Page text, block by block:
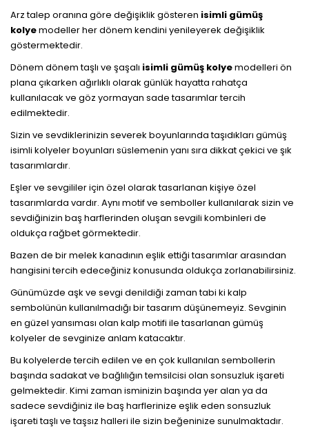
Arz talep oranına göre değişiklik gösteren isimli gümüş
kolyemodeller her dönem kendini yenileyerek değişiklik
göstermektedir.
Dönem dönem taşlı ve şaşalı isimli gümüş kolyemodelleri ön
plana çıkarken ağırlıklı olarak günlük hayatta rahatça
kullanılacak ve göz yormayan sade tasarımlar tercih
edilmektedir.
Sizin ve sevdiklerinizin severek boyunlarında taşıdıkları gümüş
isimli kolyeler boyunları süslemenin yanı sıra dikkat çekici ve şık
tasarımlardır.
Eşler ve sevgililer için özel olarak tasarlanan kişiye özel
tasarımlarda vardır. Aynı motif ve semboller kullanılarak sizin ve
sevdiğinizin baş harflerinden oluşan sevgili kombinleri de
oldukça rağbet görmektedir.
Bazen de bir melek kanadının eşlik ettiği tasarımlar arasından
hangisini tercih edeceğiniz konusunda oldukça zorlanabilirsiniz.
Günümüzde aşk ve sevgi denildiği zaman tabi ki kalp
sembolünün kullanılmadığı bir tasarım düşünemeyiz. Sevginin
en güzel yansıması olan kalp motifi ile tasarlanan gümüş
kolyeler de sevginize anlam katacaktır.
Bu kolyelerde tercih edilen ve en çok kullanılan sembollerin
başında sadakat ve bağlılığın temsilcisi olan sonsuzluk işareti
gelmektedir. Kimi zaman isminizin başında yer alan ya da
sadece sevdiğiniz ile baş harflerinize eşlik eden sonsuzluk
işareti taşlı ve taşsız halleri ile sizin beğeninize sunulmaktadır.